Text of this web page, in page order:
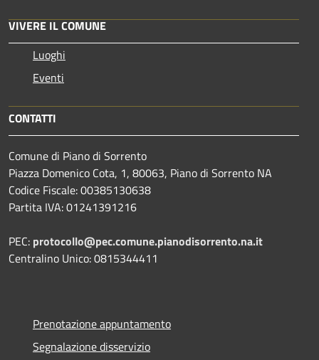
VIVERE IL COMUNE
Luoghi
Eventi
CONTATTI
Comune di Piano di Sorrento
Piazza Domenico Cota, 1, 80063, Piano di Sorrento NA
Codice Fiscale: 00385130638
Partita IVA: 01241391216
PEC: protocollo@pec.comune.pianodisorrento.na.it
Centralino Unico: 0815344411
Prenotazione appuntamento
Segnalazione disservizio